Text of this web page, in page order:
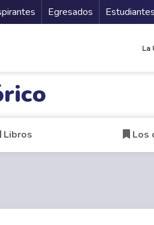
Secundario
Egresados Estudiantes
La
Libros Los